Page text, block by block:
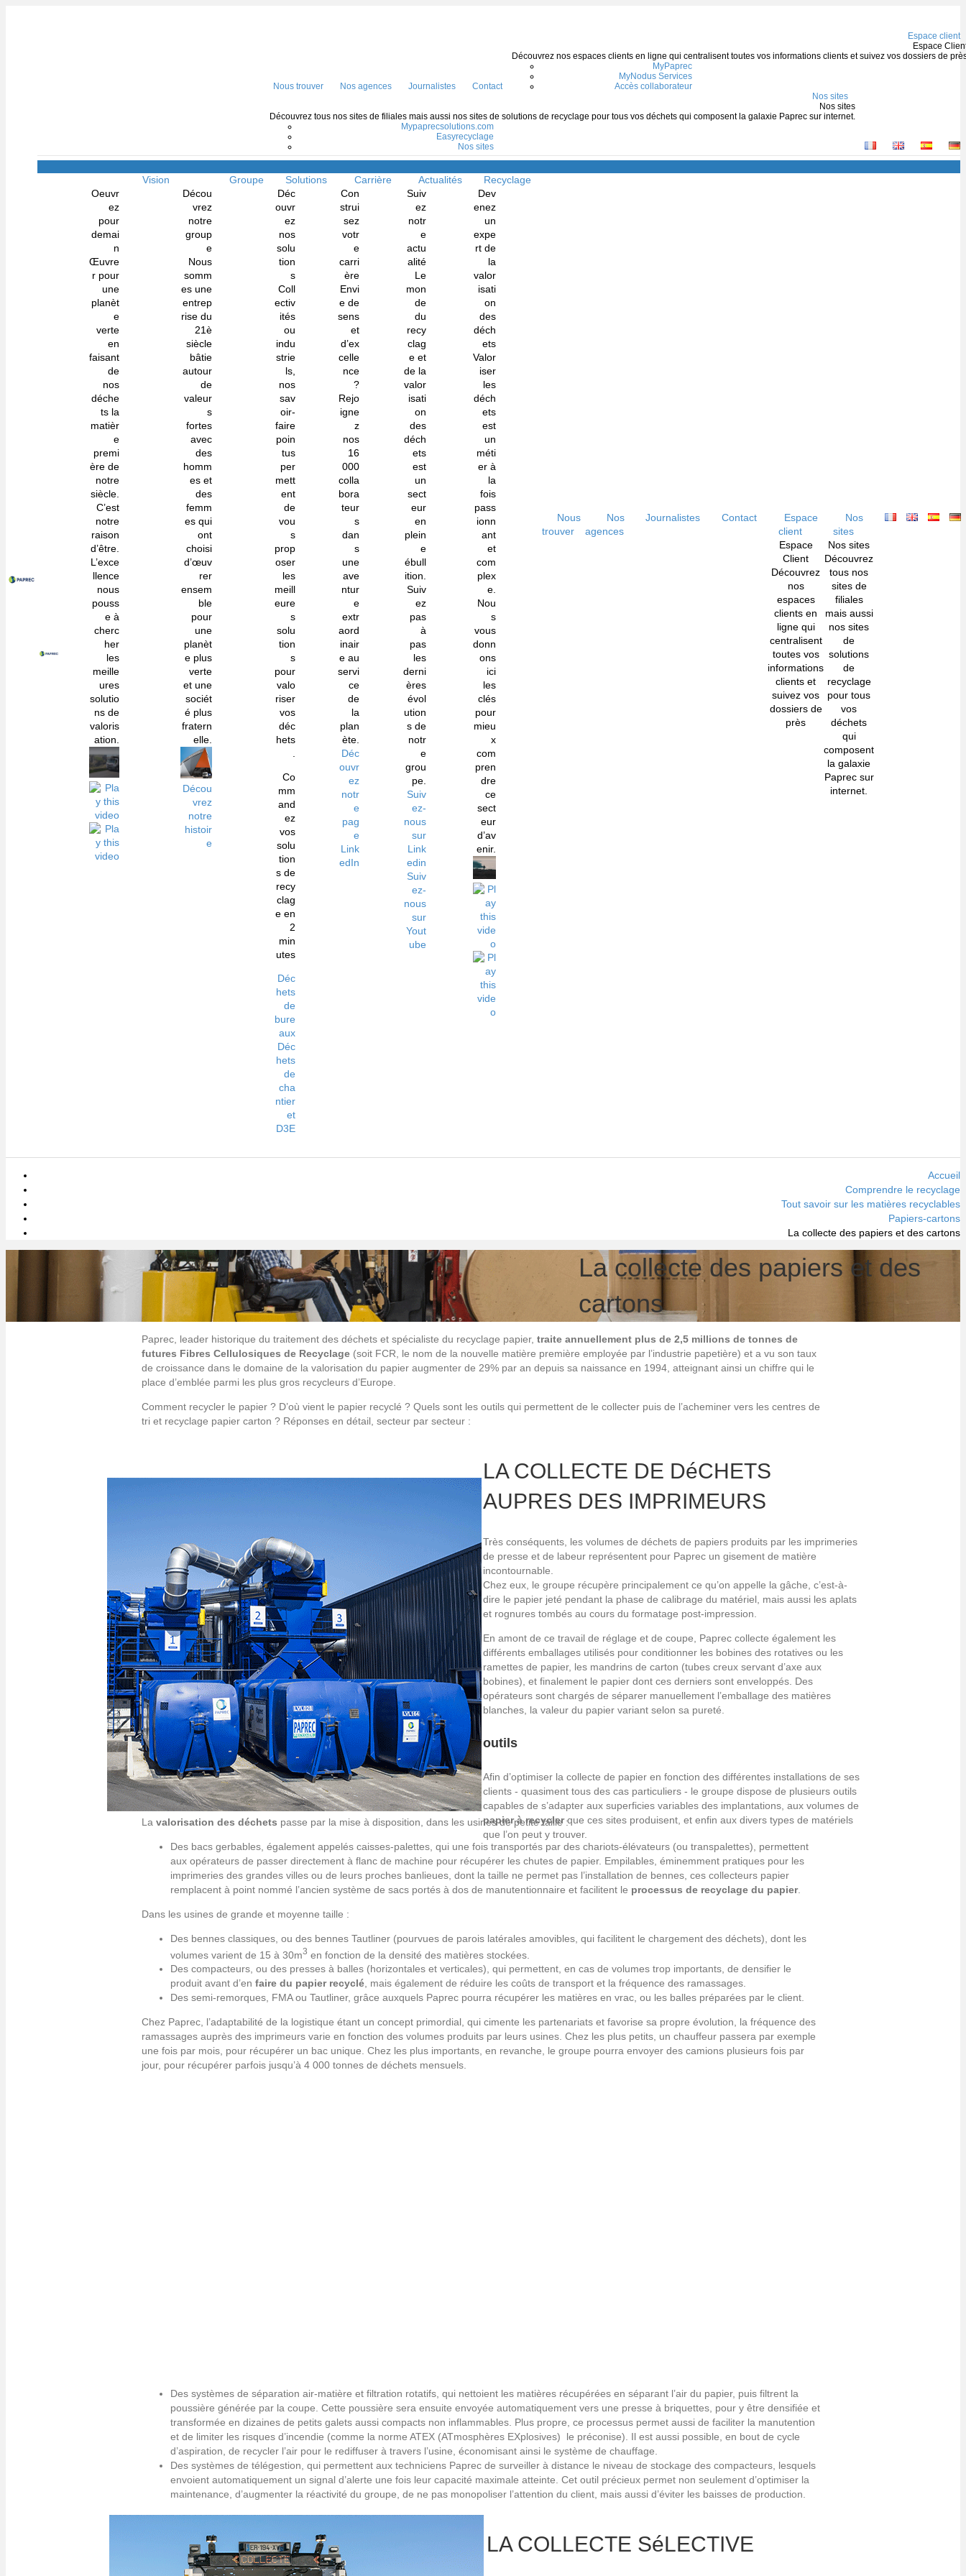
Nous trouver Nos agences Journalistes Contact
Espace client
Espace
Découvrez nos espaces clients en ligne qui centralisent toutes vos informations clients et suivez vos dossiers de
MyPaprec
MyNodus Services
Accès collaborateur
Nos sites
Nos sites
Découvrez tous nos sites de filiales mais aussi nos sites de solutions de recyclage pour tous vos déchets qui composent la galaxie Paprec sur internet.
Mypaprecsolutions.com
Easyrecyclage
Nos sites
Menu
Vision
Oeuvr
ez
pour
demai
n
Œuvre
r pour
une
planèt
e
verte
en
faisant
de
nos
déche
ts la
matièr
e
premi
ère de
notre
siècle.
C’est
notre
raison
d’être.
L’exce
llence
nous
pouss
e à
cherc
her
les
meille
ures
solutio
ns de
valoris
ation.
Groupe
Décou
vrez
notre
group
e
Nous
somm
es une
entrep
rise du
21è
siècle
bâtie
autour
de
valeur
s
fortes
avec
des
homm
es et
des
femm
es qui
ont
choisi
d’œuv
rer
ensem
ble
pour
une
planèt
e plus
verte
et une
sociét
é plus
fratern
elle.
Décou
vrez
notre
histoir
e
Solutions
Déc
ouvr
ez
nos
solu
tion
s
Coll
ectiv
ités
ou
indu
strie
ls,
nos
sav
oir-
faire
poin
tus
per
mett
ent
de
vou
s
prop
oser
les
meill
eure
s
solu
tion
s
pour
valo
riser
vos
déc
hets
Co
mm
and
ez
vos
solu
tion
s de
recy
clag
e en
2
min
utes
Déc
hets
de
bure
aux
Déc
hets
de
cha
ntier
et
D3E
Carrière
Con
strui
sez
votr
e
carri
ère
Envi
e de
sens
et
d’ex
celle
nce
?
Rejo
igne
z
nos
16
000
colla
bora
teur
s
dan
s
une
ave
ntur
e
extr
aord
inair
e au
servi
ce
de
la
plan
ète.
Déc
ouvr
ez
notr
e
pag
e
Link
edIn
Actualités
Suiv
ez
notr
e
actu
alité
Le
mon
de
du
recy
clag
e et
de la
valor
isati
on
des
déch
ets
est
un
sect
eur
en
plein
e
ébull
ition.
Suiv
ez
pas
à
pas
les
derni
ères
évol
ution
s de
notr
e
grou
pe.
Suiv
ez-
nous
sur
Link
edin
Suiv
ez-
nous
sur
Yout
ube
Recyclage
Dev
enez
un
expe
rt de
la
valor
isati
on
des
déch
ets
Valor
iser
les
déch
ets
est
un
méti
er à
la
fois
pass
ionn
ant
et
com
plex
e.
Nou
s
vous
donn
ons
ici
les
clés
pour
mieu
x
com
pren
dre
ce
sect
eur
d’av
enir.
Nous
trouver
Nos
agences
Journalistes Contact
Espace
client
Espace
Client
Découvrez
nos
espaces
clients en
ligne qui
centralisent
toutes vos
informations
clients et
suivez vos
dossiers de
près
Nos
sites
Nos sites
Découvrez
tous nos
sites de
filiales
mais aussi
nos sites
de
solutions
de
recyclage
pour tous
vos
déchets
qui
composent
la galaxie
Paprec sur
internet.
Accueil
Comprendre le recyclage
Tout savoir sur les matières recyclables
Papiers-cartons
La collecte des papiers et des cartons
La collecte des papiers et des
cartons
Paprec, leader historique du traitement des déchets et spécialiste du recyclage papier, traite annuellement plus de 2,5 millions de tonnes de
futures Fibres Cellulosiques de Recyclage (soit FCR, le nom de la nouvelle matière première employée par l’industrie papetière) et a vu son taux
de croissance dans le domaine de la valorisation du papier augmenter de 29% par an depuis sa naissance en 1994, atteignant ainsi un chiffre qui le
place d’emblée parmi les plus gros recycleurs d’Europe.
Comment recycler le papier ? D’où vient le papier recyclé ? Quels sont les outils qui permettent de le collecter puis de l’acheminer vers les centres de
tri et recyclage papier carton ? Réponses en détail, secteur par secteur :
LA COLLECTE DE DéCHETS
AUPRES DES IMPRIMEURS
Très conséquents, les volumes de déchets de papiers produits par les imprimeries
de presse et de labeur représentent pour Paprec un gisement de matière
incontournable.
Chez eux, le groupe récupère principalement ce qu’on appelle la gâche, c’est-à-
dire le papier jeté pendant la phase de calibrage du matériel, mais aussi les aplats
et rognures tombés au cours du formatage post-impression.
En amont de ce travail de réglage et de coupe, Paprec collecte également les
différents emballages utilisés pour conditionner les bobines des rotatives ou les
ramettes de papier, les mandrins de carton (tubes creux servant d’axe aux
bobines), et finalement le papier dont ces derniers sont enveloppés. Des
opérateurs sont chargés de séparer manuellement l’emballage des matières
blanches, la valeur du papier variant selon sa pureté.
outils
Afin d’optimiser la collecte de papier en fonction des différentes installations de ses
clients - quasiment tous des cas particuliers - le groupe dispose de plusieurs outils
capables de s’adapter aux superficies variables des implantations, aux volumes de
papier à recyclerque ces sites produisent, et enfin aux divers types de matériels
que l’on peut y trouver.
La valorisation des déchets passe par la mise à disposition, dans les usines de petite taille :
Des bacs gerbables, également appelés caisses-palettes, qui une fois transportés par des chariots-élévateurs (ou transpalettes), permettent
aux opérateurs de passer directement à flanc de machine pour récupérer les chutes de papier. Empilables, éminemment pratiques pour les
imprimeries des grandes villes ou de leurs proches banlieues, dont la taille ne permet pas l’installation de bennes, ces collecteurs papier
remplacent à point nommé l’ancien système de sacs portés à dos de manutentionnaire et facilitent le processus de recyclage du papier.
Dans les usines de grande et moyenne taille :
Des bennes classiques, ou des bennes Tautliner (pourvues de parois latérales amovibles, qui facilitent le chargement des déchets), dont les
volumes varient de 15 à 30m3 en fonction de la densité des matières stockées.
Des compacteurs, ou des presses à balles (horizontales et verticales), qui permettent, en cas de volumes trop importants, de densifier le
produit avant d’en faire du papier recyclé, mais également de réduire les coûts de transport et la fréquence des ramassages.
Des semi-remorques, FMA ou Tautliner, grâce auxquels Paprec pourra récupérer les matières en vrac, ou les balles préparées par le client.
Chez Paprec, l’adaptabilité de la logistique étant un concept primordial, qui cimente les partenariats et favorise sa propre évolution, la fréquence des
ramassages auprès des imprimeurs varie en fonction des volumes produits par leurs usines. Chez les plus petits, un chauffeur passera par exemple
une fois par mois, pour récupérer un bac unique. Chez les plus importants, en revanche, le groupe pourra envoyer des camions plusieurs fois par
jour, pour récupérer parfois jusqu’à 4 000 tonnes de déchets mensuels.
Des systèmes de séparation air-matière et filtration rotatifs, qui nettoient les matières récupérées en séparant l’air du papier, puis filtrent la
poussière générée par la coupe. Cette poussière sera ensuite envoyée automatiquement vers une presse à briquettes, pour y être densifiée et
transformée en dizaines de petits galets aussi compacts non inflammables. Plus propre, ce processus permet aussi de faciliter la manutention
et de limiter les risques d’incendie (comme la norme ATEX (ATmosphères EXplosives) le préconise). Il est aussi possible, en bout de cycle
d’aspiration, de recycler l’air pour le rediffuser à travers l’usine, économisant ainsi le système de chauffage.
Des systèmes de télégestion, qui permettent aux techniciens Paprec de surveiller à distance le niveau de stockage des compacteurs, lesquels
envoient automatiquement un signal d’alerte une fois leur capacité maximale atteinte. Cet outil précieux permet non seulement d’optimiser la
maintenance, d’augmenter la réactivité du groupe, de ne pas monopoliser l’attention du client, mais aussi d’éviter les baisses de production.
LA COLLECTE SéLECTIVE